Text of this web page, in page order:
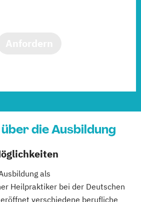
die Ausbildung
als
Heilpraktiker bei der Deutschen
verschiedene berufliche